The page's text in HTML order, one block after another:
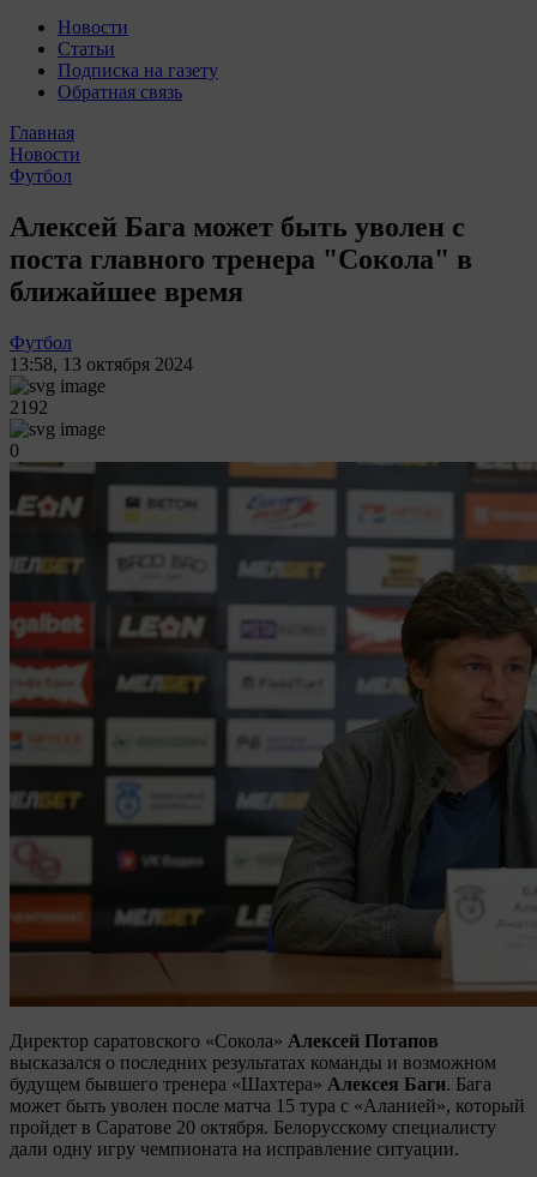
Новости
Статьи
Подписка на газету
Обратная связь
Главная
Новости
Футбол
Алексей Бага может быть уволен с
поста главного тренера "Сокола" в
ближайшее время
Футбол
13:58, 13 октября 2024
2192
0
Директор саратовского «Сокола» Алексей Потапов
высказался о последних результатах команды и возможном
будущем бывшего тренера «Шахтера» Алексея Баги. Бага
может быть уволен после матча 15 тура с «Аланией», который
пройдет в Саратове 20 октября. Белорусскому специалисту
дали одну игру чемпионата на исправление ситуации.